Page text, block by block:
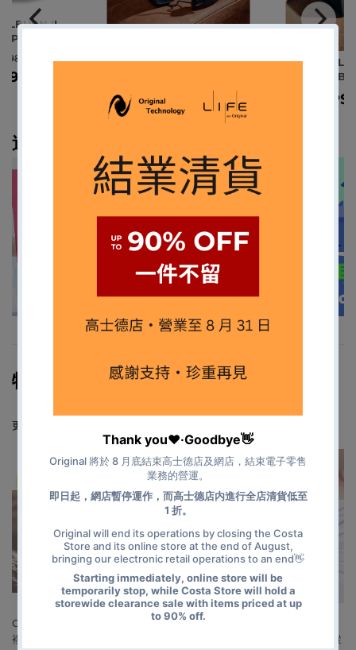
MARSHALL MAJOR V -
MOP$1,298.00
MARSHALL
MOP
II -
送禮專區
特價產品
更多 clearance zone ›
售完
Garmin fenix 7 系列 - 戶外進階
複合式運動 GPS 智能手錶
售完
Garmin Vivofit Jr 3 - Kids
Fitness Tracker - 兒童健身追蹤